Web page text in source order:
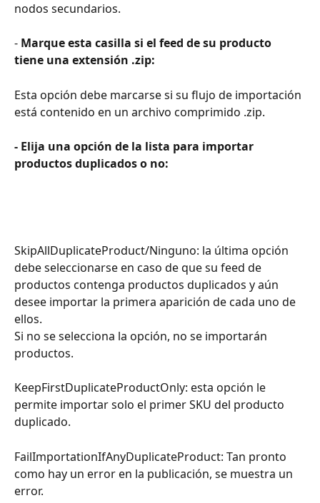
nodos secundarios.
- Marque esta casilla si el feed de su producto
tiene una extensión .zip:
Esta opción debe marcarse si su flujo de importación
está contenido en un archivo comprimido .zip.
- Elija una opción de la lista para importar
productos duplicados o no:
SkipAllDuplicateProduct/Ninguno: la última opción
debe seleccionarse en caso de que su feed de
productos contenga productos duplicados y aún
desee importar la primera aparición de cada uno de
ellos.
Si no se selecciona la opción, no se importarán
productos.
KeepFirstDuplicateProductOnly: esta opción le
permite importar solo el primer SKU del producto
duplicado.
FailImportationIfAnyDuplicateProduct: Tan pronto
como hay un error en la publicación, se muestra un
error.